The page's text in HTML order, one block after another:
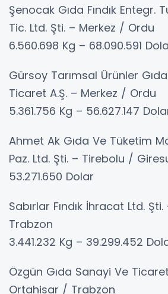
Şenocak Gıda Fındık Entegr.
Tic. Ltd. Şti. – Merkez / Ordu
6.560.698 Kg – 68.090.591
Gürsoy Tarımsal Ürünler
Ticaret A.Ş. – Merkez / Ordu
5.361.756 Kg – 56.627.147
Ahmet Ak Gıda Ve Tüketim
Paz. Ltd. Şti. – Tirebolu /
53.271.650 Dolar
Sabırlar Fındık İhracat Ltd.
Trabzon
3.441.232 Kg – 39.299.452
Özgün Gıda Sanayi Ve
Ortahisar / Trabzon